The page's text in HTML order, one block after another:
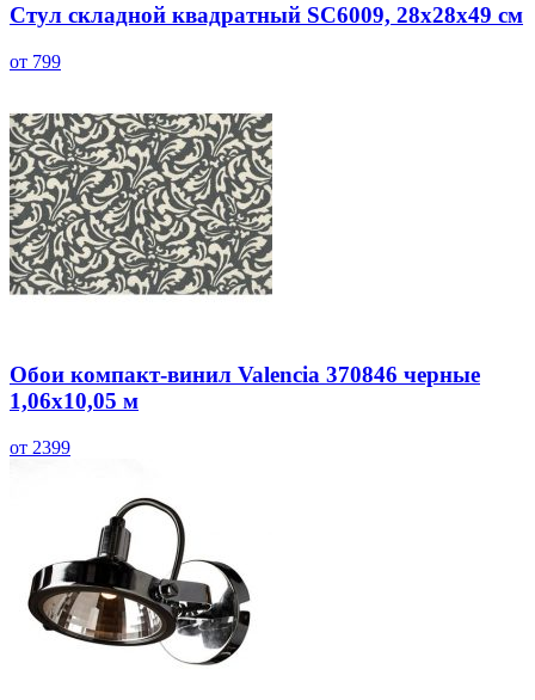
Стул складной квадратный SC6009, 28x28x49 см
от 799
Обои компакт-винил Valencia 370846 черные
1,06х10,05 м
от 2399